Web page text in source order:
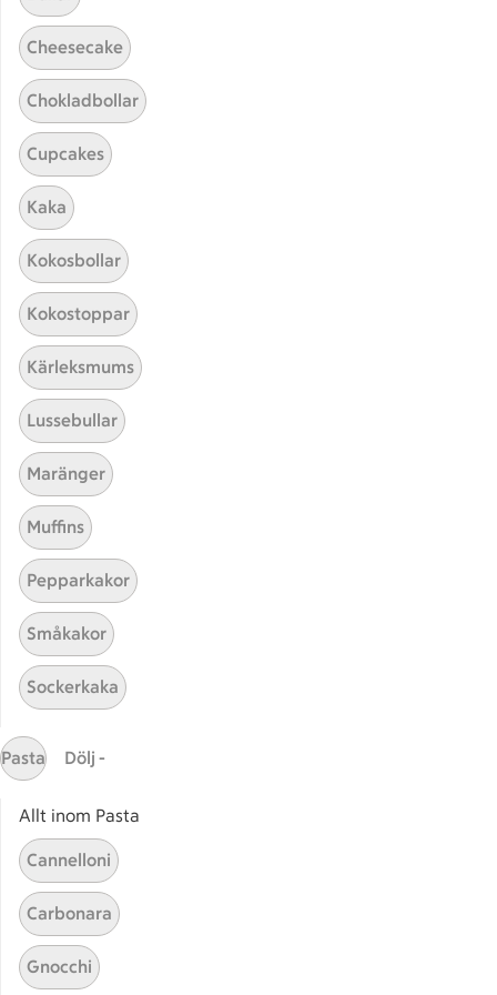
Hittade inget recept
Testa att söka på något nytt, eller ta bort något av
Bröd
Här hittar du alla goda recept du har sparat och
Start
Cheesecake
Chokladbollar
Cupcakes
Kaka
Kokosbollar
Kokostoppar
Kärleksmums
Lussebullar
Maränger
Muffins
Pepparkakor
Småkakor
Sockerkaka
Pasta Dölj -
Allt inom Pasta
Cannelloni
Carbonara
Gnocchi